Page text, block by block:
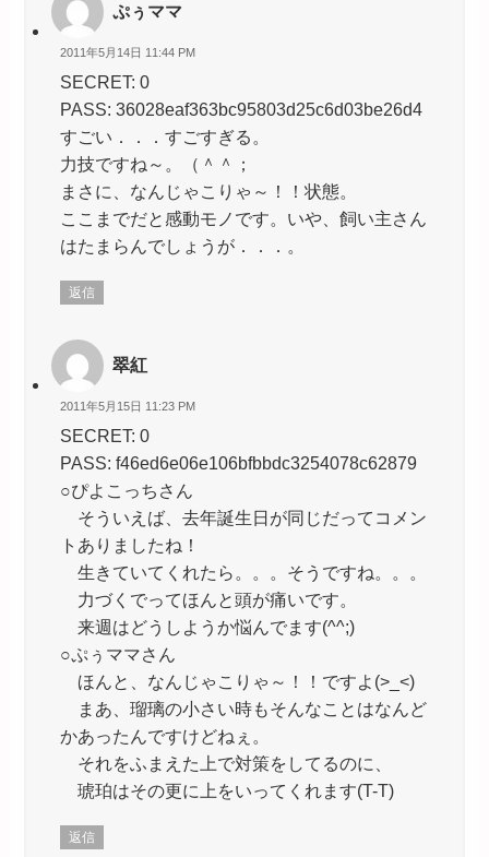
ぷぅママ
2011年5月14日 11:44 PM
SECRET: 0
PASS: 36028eaf363bc95803d25c6d03be26d4
すごい．．．すごすぎる。
力技ですね～。（＾＾；
まさに、なんじゃこりゃ～！！状態。
ここまでだと感動モノです。いや、飼い主さん
はたまらんでしょうが．．．。
返信
翠紅
2011年5月15日 11:23 PM
SECRET: 0
PASS: f46ed6e06e106bfbbdc3254078c62879
○ぴよこっちさん
そういえば、去年誕生日が同じだってコメン
トありましたね！
生きていてくれたら。。。そうですね。。。
力づくでってほんと頭が痛いです。
来週はどうしようか悩んでます(^^;)
○ぷぅママさん
ほんと、なんじゃこりゃ～！！ですよ(>_<)
まあ、瑠璃の小さい時もそんなことはなんど
かあったんですけどねぇ。
それをふまえた上で対策をしてるのに、
琥珀はその更に上をいってくれます(T-T)
返信